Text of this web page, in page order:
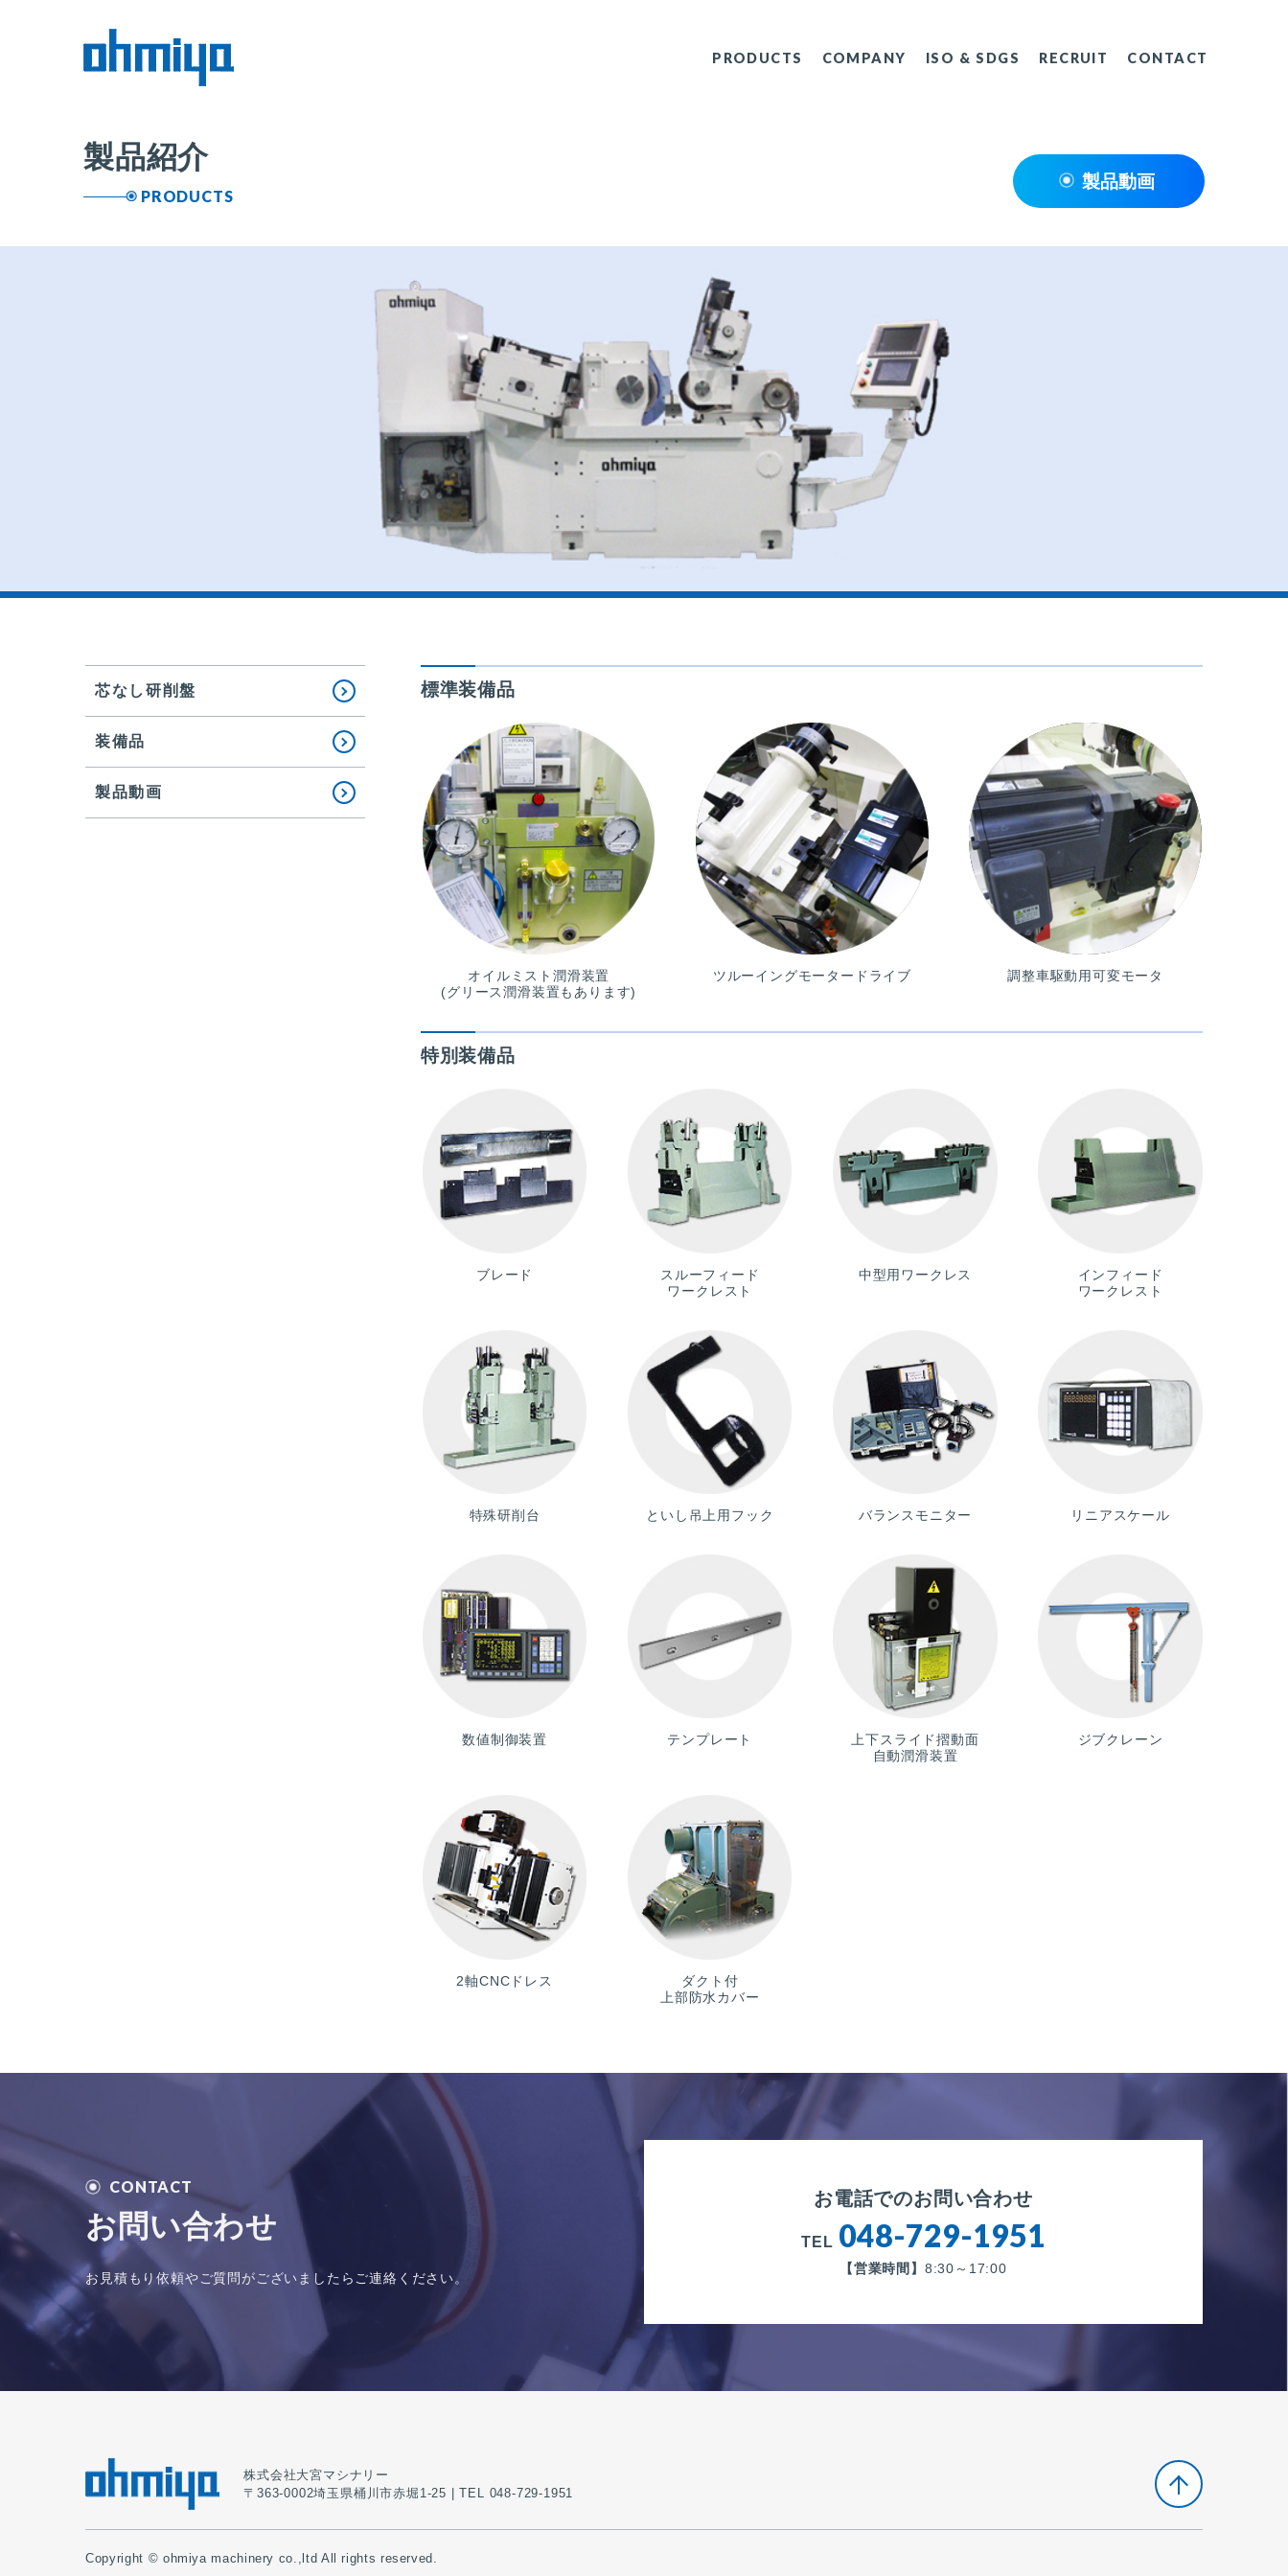
PRODUCTS COMPANY ISO & SDGS RECRUIT CONTACT
製品紹介
PRODUCTS
製品動画
芯なし研削盤
装備品
製品動画
標準装備品
オイルミスト潤滑装置
(グリース潤滑装置もあります)
ツルーイングモータードライブ 調整車駆動用可変モータ
特別装備品
ブレード
スルーフィード
ワークレスト
中型用ワークレス
インフィード
ワークレスト
特殊研削台 といし吊上用フック バランスモニター リニアスケール
数値制御装置 テンプレート
上下スライド摺動面
自動潤滑装置
ジブクレーン
2軸CNCドレス
ダクト付
上部防水カバー
CONTACT
お問い合わせ
お見積もり依頼やご質問がございましたらご連絡ください。
お電話でのお問い合わせ
TEL 048-729-1951
【営業時間】 8:30～17:00
株式会社大宮マシナリー
〒363-0002埼玉県桶川市赤堀1-25 | TEL 048-729-1951
Copyright © ohmiya machinery co.,ltd All rights reserved.